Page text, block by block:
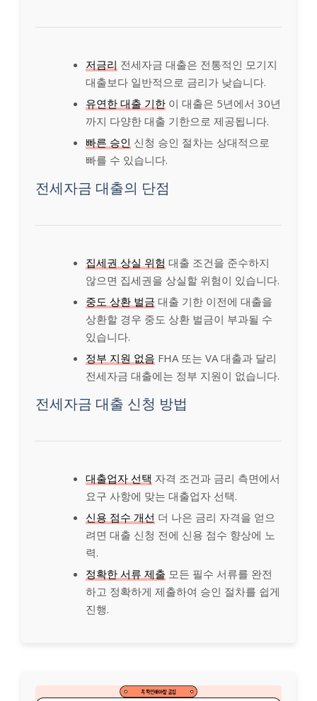
저금리 전세자금 대출은 전통적인 모기지
대출보다 일반적으로 금리가 낮습니다.
유연한 대출 기한 이 대출은 5년에서 30년
까지 다양한 대출 기한으로 제공됩니다.
빠른 승인 신청 승인 절차는 상대적으로
빠를 수 있습니다.
전세자금 대출의 단점
집세권 상실 위험 대출 조건을 준수하지
않으면 집세권을 상실할 위험이 있습니다.
중도 상환 벌금 대출 기한 이전에 대출을
상환할 경우 중도 상환 벌금이 부과될 수
있습니다.
정부 지원 없음 FHA 또는 VA 대출과 달리
전세자금 대출에는 정부 지원이 없습니다.
전세자금 대출 신청 방법
대출업자 선택 자격 조건과 금리 측면에서
요구 사항에 맞는 대출업자 선택.
신용 점수 개선 더 나은 금리 자격을 얻으
려면 대출 신청 전에 신용 점수 향상에 노
력.
정확한 서류 제출 모든 필수 서류를 완전
하고 정확하게 제출하여 승인 절차를 쉽게
진행.